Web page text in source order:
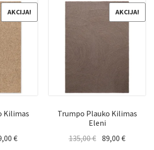
Kilimas
AKCIJA!
€Current
Trumpo Plauko Kilimas
Eleni
AKCIJA!
135,00€ Original
89,00€Current